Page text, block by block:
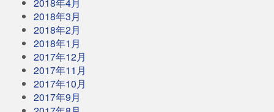
2018年3月
2018年2月
2018年1月
2017年12月
2017年11月
2017年10月
2017年9月